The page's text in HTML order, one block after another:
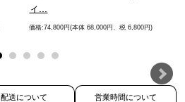
ィ...
価格:74,800円(本体 68,000円、税 6,800円)
配送について 営業時間について